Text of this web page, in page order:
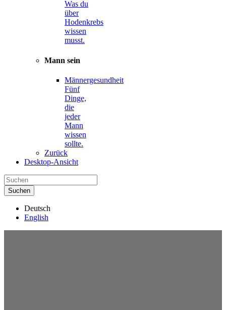
Was du
über
Hodenkrebs
wissen
musst.
Mann sein
Männergesundheit
Fünf
Dinge,
die
jeder
Mann
wissen
sollte.
Zurück
Desktop-Ansicht
Deutsch
English